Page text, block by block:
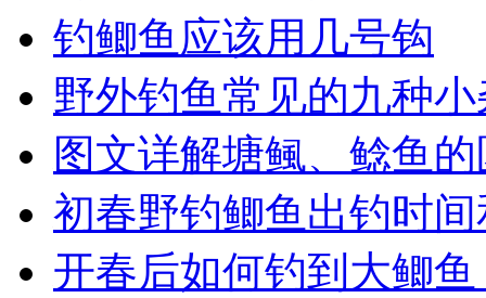
钓鲫鱼应该用几号钩
野外钓鱼常见的九种
图文详解塘鲺、鲶鱼
初春野钓鲫鱼出钓时
开春后如何钓到大鲫